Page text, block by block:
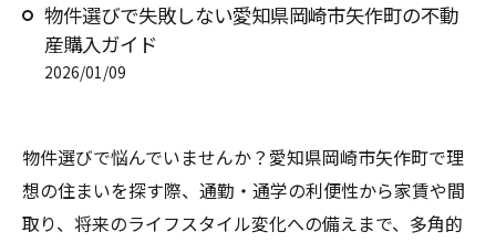
物件選びで失敗しない愛知県岡崎市矢作町の不動
産購入ガイド
2026/01/09
物件選びで悩んでいませんか？愛知県岡崎市矢作町で理
想の住まいを探す際、通勤・通学の利便性から家賃や間
取り、将来のライフスタイル変化への備えまで、多角的